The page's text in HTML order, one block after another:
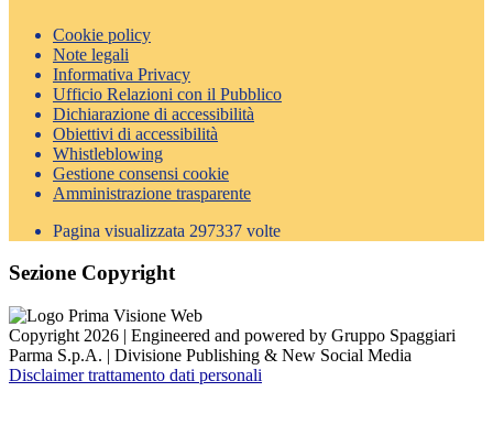
Cookie policy
Note legali
Informativa Privacy
Ufficio Relazioni con il Pubblico
Dichiarazione di accessibilità
Obiettivi di accessibilità
Whistleblowing
Gestione consensi cookie
Amministrazione trasparente
Pagina visualizzata 297337 volte
Sezione Copyright
Copyright 2026 | Engineered and powered by Gruppo Spaggiari
Parma S.p.A. | Divisione Publishing & New Social Media
Disclaimer trattamento dati personali